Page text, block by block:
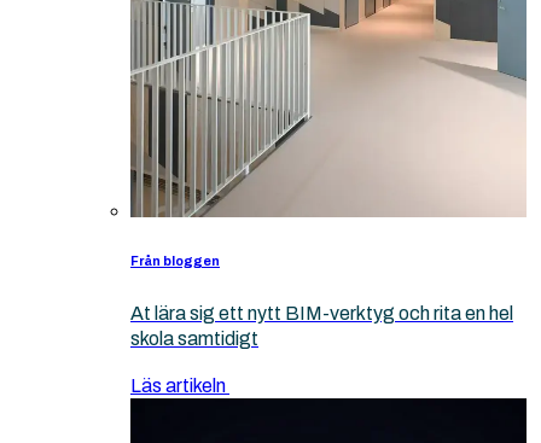
Från bloggen
At lära sig ett nytt BIM-verktyg och rita en hel
skola samtidigt
Läs artikeln